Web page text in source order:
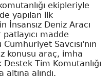
ekipleriyle
yapılan ilk
İnsansız Deniz Aracı
madde
Savcısı'nın
konusu araç, imha
Tim Komutanlığı
alındı.